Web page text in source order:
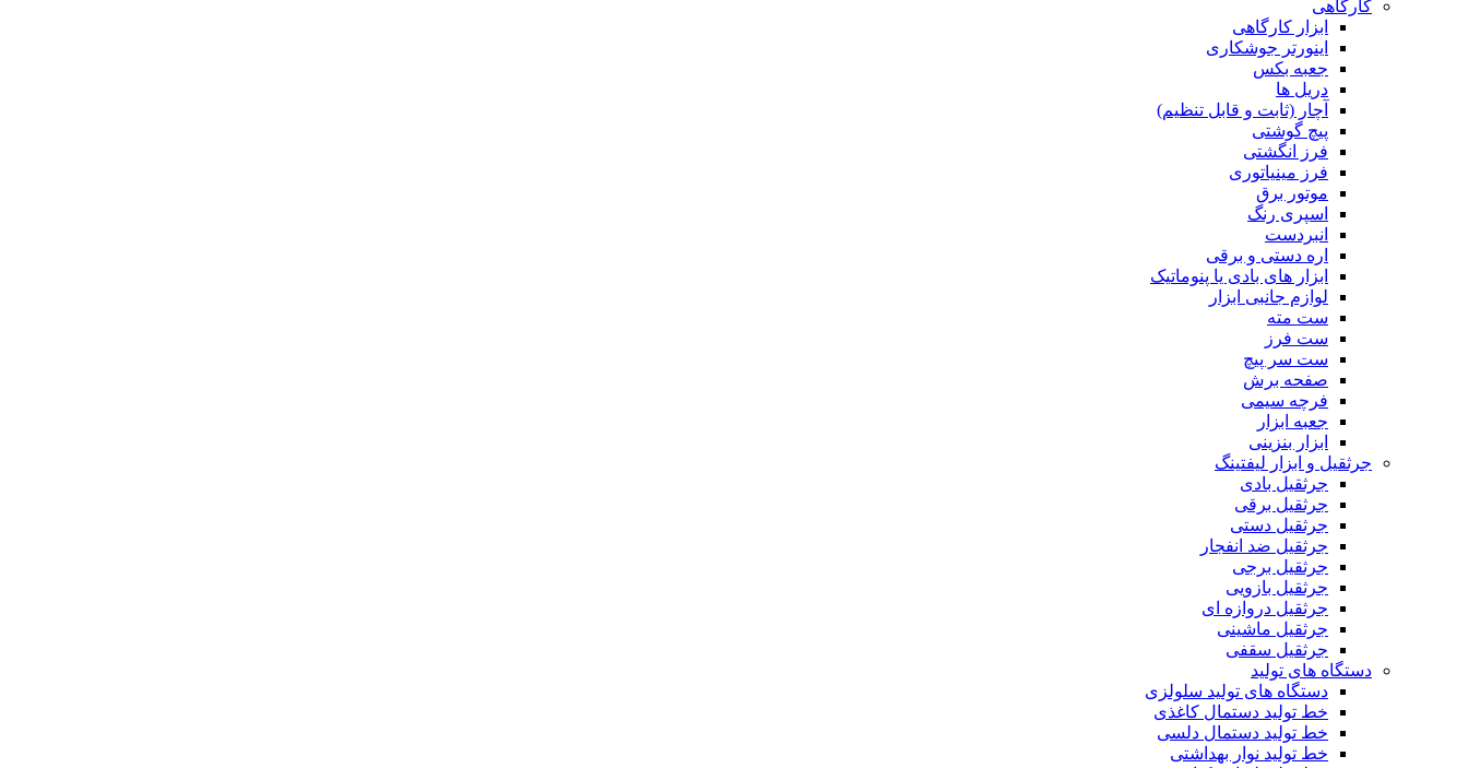
کارگاهی
ابزار کارگاهی
اینورتر جوشکاری
جعبه بکس
دریل ها
آچار (ثابت و قابل تنظیم)
پیچ گوشتی
فرز انگشتی
فرز مینیاتوری
موتور برق
اسپری رنگ
انبردست
اره دستی و برقی
ابزار های بادی یا پنوماتیک
لوازم جانبی ابزار
ست مته
ست فرز
ست سر پیچ
صفحه برش
فرچه سیمی
جعبه ابزار
ابزار بنزینی
جرثقیل و ابزار لیفتینگ
جرثقیل بادی
جرثقیل برقی
جرثقیل دستی
جرثقیل ضد انفجار
جرثقیل برجی
جرثقیل بازویی
جرثقیل دروازه ای
جرثقیل ماشینی
جرثقیل سقفی
دستگاه های تولید
دستگاه های تولید سلولزی
خط تولید دستمال کاغذی
خط تولید دستمال دلسی
خط تولید نوار بهداشتی